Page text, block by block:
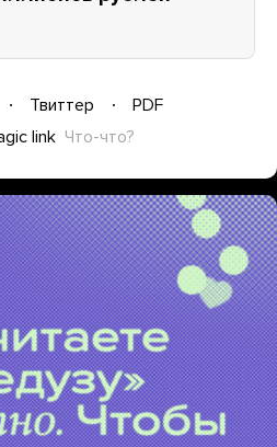
Твиттер
PDF
link Что-что?